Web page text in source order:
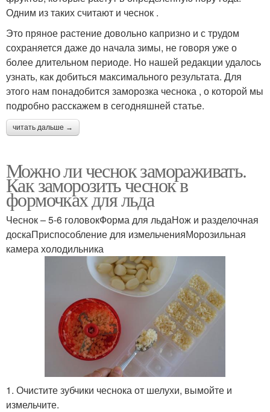
Одним из таких считают и чеснок .
Это пряное растение довольно капризно и с трудом
сохраняется даже до начала зимы, не говоря уже о
более длительном периоде. Но нашей редакции удалось
узнать, как добиться максимального результата. Для
этого нам понадобится заморозка чеснока , о которой мы
подробно расскажем в сегодняшней статье.
читать дальше →
Можно ли чеснок замораживать.
Как заморозить чеснок в
формочках для льда
Чеснок – 5-6 головокФорма для льдаНож и разделочная
доскаПриспособление для измельченияМорозильная
камера холодильника
1. Очистите зубчики чеснока от шелухи, вымойте и
измельчите.